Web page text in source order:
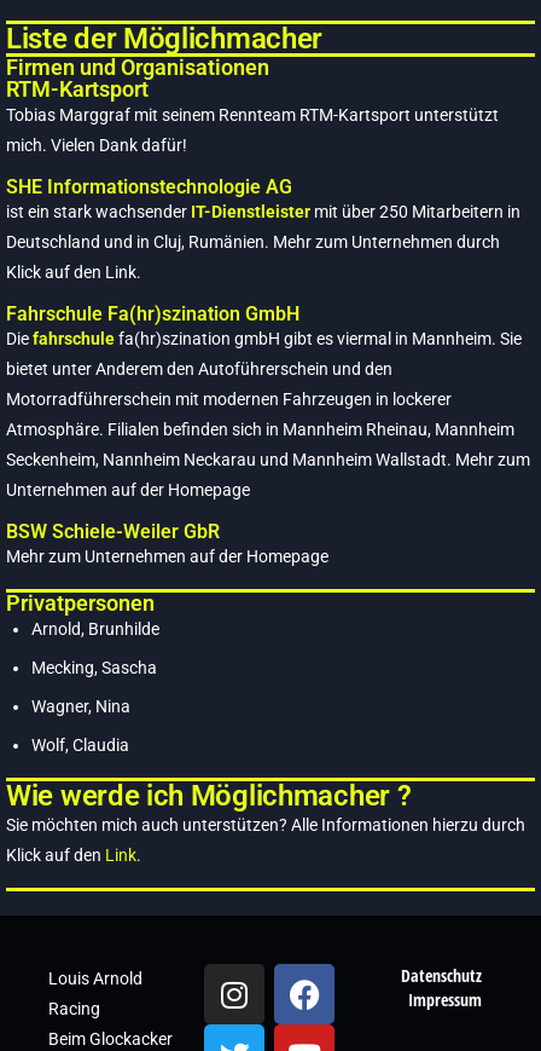
Lehrreicher Einstand in Seniorklasse 25 Apr.
Louis Arnold im Förderkader des ADAC Nordbaden
Liste der Möglichmacher
Firmen und Organisationen
RTM-Kartsport
Tobias Marggraf mit seinem Rennteam RTM-Kartsport unterstützt
mich. Vielen Dank dafür!
SHE Informationstechnologie AG
ist ein stark wachsender IT-Dienstleister mit über 250 Mitarbeitern in
Deutschland und in Cluj, Rumänien. Mehr zum Unternehmen durch
Klick auf den Link.
Fahrschule Fa(hr)szination GmbH
Diefahrschulefa(hr)szination gmbH gibt es viermal in Mannheim. Sie
bietet unter Anderem den Autoführerschein und den
Motorradführerschein mit modernen Fahrzeugen in lockerer
Atmosphäre. Filialen befinden sich in Mannheim Rheinau, Mannheim
Seckenheim, Nannheim Neckarau und Mannheim Wallstadt. Mehr zum
Unternehmen auf der Homepage
BSW Schiele-Weiler GbR
Mehr zum Unternehmen auf der Homepage
Privatpersonen
Arnold, Brunhilde
Mecking, Sascha
Wagner, Nina
Wolf, Claudia
Wie werde ich Möglichmacher ?
Sie möchten mich auch unterstützen? Alle Informationen hierzu durch
Klick auf den Link.
Louis Arnold
Racing
Beim Glockacker
Datenschutz
Impressum